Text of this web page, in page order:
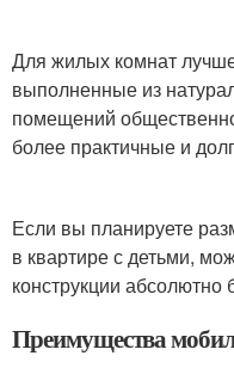
Для жилых комнат
выполненные из
помещений
более практичные и
Если вы планируете
в квартире с детьми,
конструкции
Преимущества